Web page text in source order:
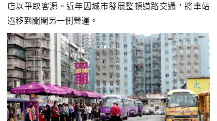
熱
門
搜
索
古
地
圖
店以爭取客源。近年因城市發展整頓道路交通，將車站
遷移到關閘另一側營運。